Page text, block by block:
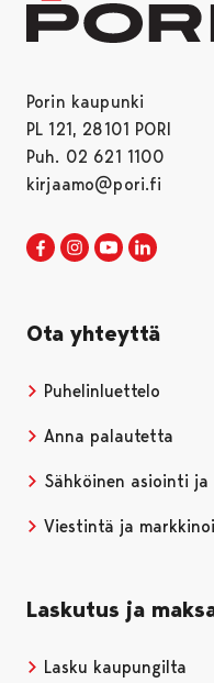
Porin kaupunki
PL 121, 28101 PORI
Puh. 02 621 1100
kirjaamo@pori.fi
Porin kaupunki
Avautuu uudessa
Porin kaupunki
Avautuu
Porin
Avautuu
Ota yhteyttä
Puhelinluettelo
Anna palautetta
Sähköinen asiointi ja
Viestintä ja
Laskutus ja
Lasku kaupungilta